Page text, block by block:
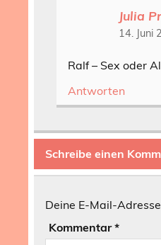
Julia
14. Juni
Ralf – Sex oder
Antworten
Schreibe einen
Deine E-Mail-
Kommentar*